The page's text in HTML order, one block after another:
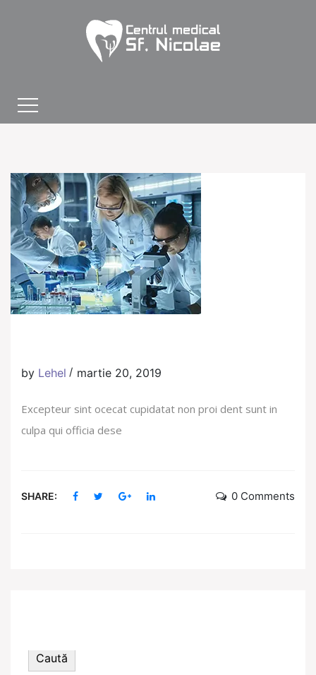
by Lehel martie 20, 2019
Excepteur sint ocecat cupidatat non proi dent sunt in
culpa qui officia dese
SHARE: 0 Comments
Caută